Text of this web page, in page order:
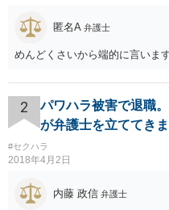
匿名A 弁護士
めんどくさいから端的に言いま
2
パワハラ被害で退職
が弁護士を立ててき
#セクハラ
2018年4月2日
内藤 政信 弁護士